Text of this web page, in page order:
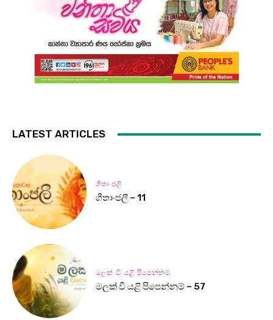
LATEST ARTICLES
ගීතාංජලී
ගීතාංජලී – 11
මලක් වී යළි පිපෙන්නම්
මලක් වී යළි පිපෙන්නම් – 57